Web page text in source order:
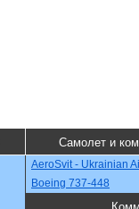
Самолет и
AeroSvit - Ukrainian
Boeing 737-448